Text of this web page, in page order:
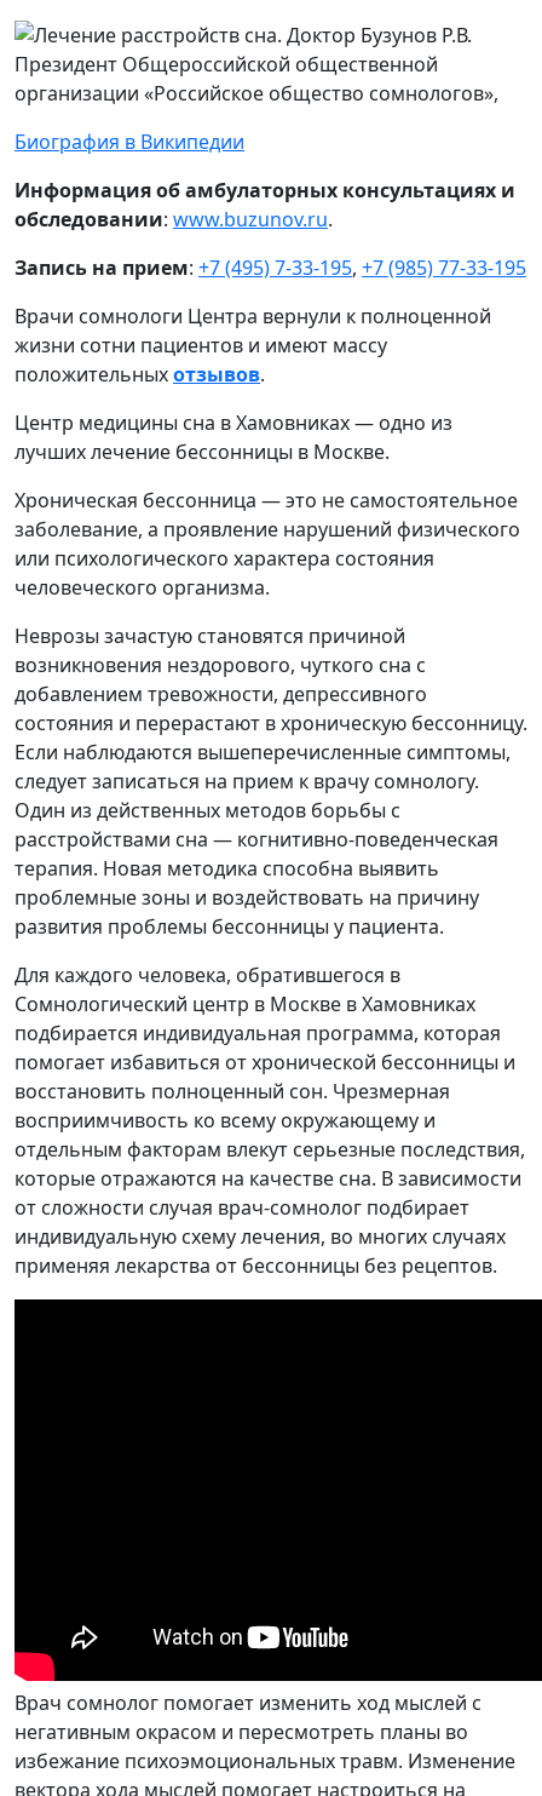
Президент Общероссийской общественной
организации «Российское общество сомнологов»,
Биография в Википедии
Информация об амбулаторных консультациях и
обследовании: www.buzunov.ru.
Запись на прием: +7 (495) 7-33-195, +7 (985) 77-33-195
Врачи сомнологи Центра вернули к полноценной
жизни сотни пациентов и имеют массу
положительныхотзывов.
Центр медицины сна в Хамовниках — одно из
лучших лечение бессонницы в Москве.
Хроническая бессонница — это не самостоятельное
заболевание, а проявление нарушений физического
или психологического характера состояния
человеческого организма.
Неврозы зачастую становятся причиной
возникновения нездорового, чуткого сна с
добавлением тревожности, депрессивного
состояния и перерастают в хроническую бессонницу.
Если наблюдаются вышеперечисленные симптомы,
следует записаться на прием к врачу сомнологу.
Один из действенных методов борьбы с
расстройствами сна — когнитивно-поведенческая
терапия. Новая методика способна выявить
проблемные зоны и воздействовать на причину
развития проблемы бессонницы у пациента.
Для каждого человека, обратившегося в
Сомнологический центр в Москве в Хамовниках
подбирается индивидуальная программа, которая
помогает избавиться от хронической бессонницы и
восстановить полноценный сон. Чрезмерная
восприимчивость ко всему окружающему и
отдельным факторам влекут серьезные последствия,
которые отражаются на качестве сна. В зависимости
от сложности случая врач-сомнолог подбирает
индивидуальную схему лечения, во многих случаях
применяя лекарства от бессонницы без рецептов.
Врач сомнолог помогает изменить ход мыслей с
негативным окрасом и пересмотреть планы во
избежание психоэмоциональных травм. Изменение
вектора хода мыслей помогает настроиться на